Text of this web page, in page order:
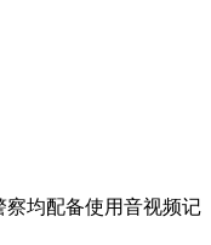
察均配备使用音视频记